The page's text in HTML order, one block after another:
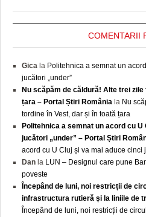
COMENTARII
Gica la Politehnica a semnat un
jucători „under”
Nu scăpăm de căldură! Alte trei zile
țara – Portal Știri România la Nu
tordine în Vest, dar și în toată țara
Politehnica a semnat un acord cu
jucători „under” – Portal Știri
acord cu U Cluj și va mai aduce cinci
Dan la LUN – Designul care pune
poveste
Începând de luni, noi restricții de
infrastructura rutieră și la liniile de
Începând de luni, noi restricții de